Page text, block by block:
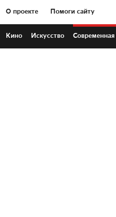
О проекте Помоги сайту
Кино Искусство Современная